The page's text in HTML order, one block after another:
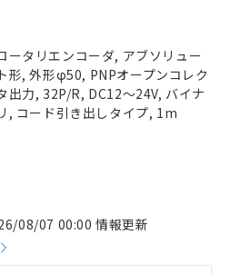
ータリエンコーダ, アブソリュー
ト形, 外形φ50, PNPオープンコレク
出力, 32P/R, DC12～24V, バイナ
, コード引き出しタイプ, 1m
08/07 00:00 情報更新